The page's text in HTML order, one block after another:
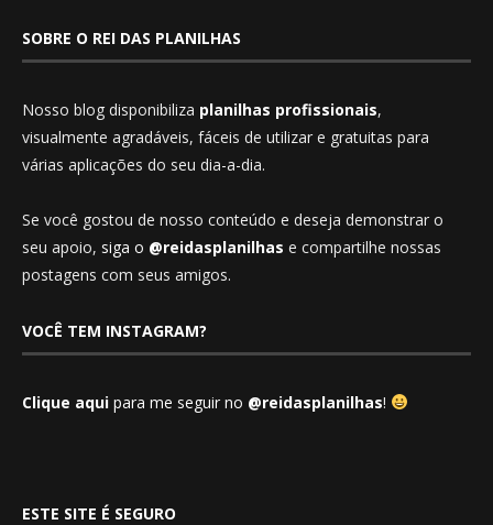
SOBRE O REI DAS PLANILHAS
Nosso blog disponibiliza planilhas profissionais,
visualmente agradáveis, fáceis de utilizar e gratuitas para
várias aplicações do seu dia-a-dia.
Se você gostou de nosso conteúdo e deseja demonstrar o
seu apoio, siga o @reidasplanilhas e compartilhe nossas
postagens com seus amigos.
VOCÊ TEM INSTAGRAM?
Clique aqui para me seguir no @reidasplanilhas!
ESTE SITE É SEGURO